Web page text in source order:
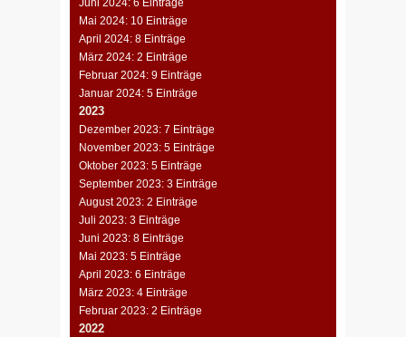
Mai 2024: 10 Einträge
April 2024: 8 Einträge
März 2024: 2 Einträge
Februar 2024: 9 Einträge
Januar 2024: 5 Einträge
2023
Dezember 2023: 7 Einträge
November 2023: 5 Einträge
Oktober 2023: 5 Einträge
September 2023: 3 Einträge
August 2023: 2 Einträge
Juli 2023: 3 Einträge
Juni 2023: 8 Einträge
Mai 2023: 5 Einträge
April 2023: 6 Einträge
März 2023: 4 Einträge
Februar 2023: 2 Einträge
2022